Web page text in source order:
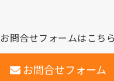
お問合せフォームはこちら
お問合せフォーム